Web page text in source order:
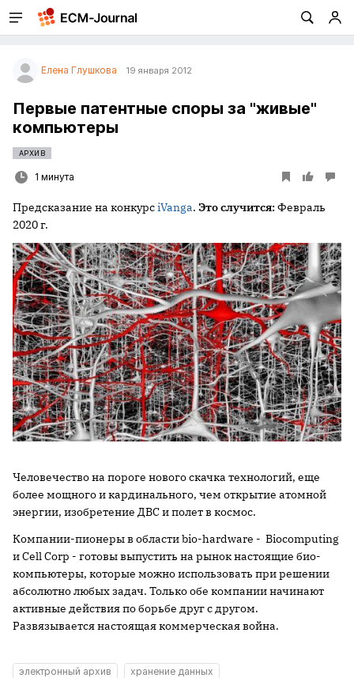
Елена Глушкова 19 января 2012
Первые патентные споры за "живые"
компьютеры
АРХИВ
1 минута
Предсказание на конкурсiVanga. Это случится:Февраль
2020г.
Человечество на пороге нового скачка технологий, еще
более мощного и кардинального, чем открытие атомной
энергии, изобретение ДВС и полет в космос.
Компании-пионеры в области bio-hardware - Biocomputing
и Cell Corp - готовы выпустить на рынок настоящие био-
компьютеры, которые можно использовать при решении
абсолютно любых задач. Только обе компании начинают
активные действия по борьбе друг с другом.
Развязывается настоящая коммерческая война.
электронный архив хранение данных